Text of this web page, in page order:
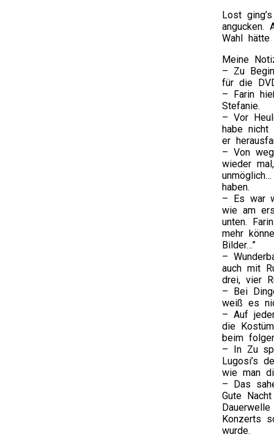
Lost
angucken.
Wahl
Meine
– Zu
für die
– Farin
Stefanie.
– Vor
habe nicht
er
– Von
wieder
haben.
– Es war
wie am
unten.
mehr
Bilder…”
–
auch mit
drei, vier
– Bei
weiß es
– Auf
die
beim
– In Zu
Lugosi’s
wie man
– Das
Gute
Konzerts
wurde.